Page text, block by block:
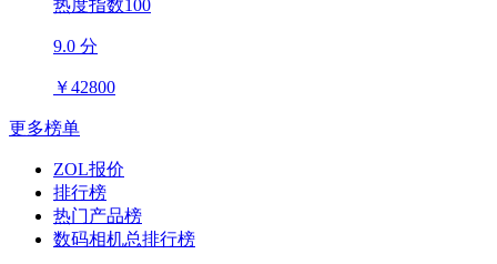
热度指数100
9.0 分
￥42800
更多榜单
ZOL报价
排行榜
热门产品榜
数码相机总排行榜